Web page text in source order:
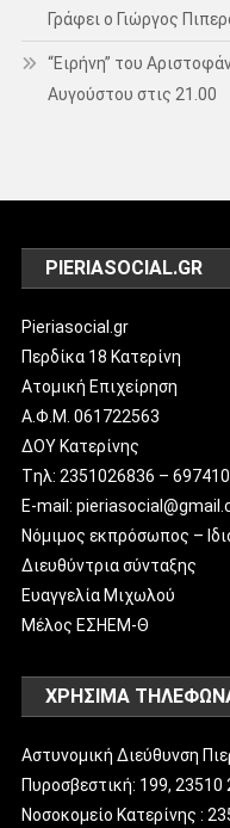
Γράφει ο Γιώργος
“Ειρήνη” του
Αυγούστου στις 21.00
PIERIASOCIAL.GR
Pieriasocial.gr
Περδίκα 18 Κατερίνη
Ατομική Επιχείρηση
Α.Φ.Μ. 061722563
ΔΟΥ Κατερίνης
Tηλ: 2351026836 –
E-mail:
Νόμιμος εκπρόσωπος –
Διευθύντρια σύνταξης
Ευαγγελία Μιχωλού
Μέλος ΕΣΗΕΜ-Θ
ΧΡΗΣΙΜΑ
Αστυνομική Διεύθυνση
Πυροσβεστική: 199, 23510
Νοσοκομείο Κατερίνης :